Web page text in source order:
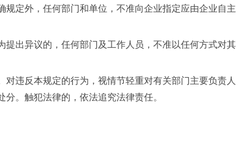
定外，任何部门和单位，不准向企业指定应由企业自主
出异议的，任何部门及工作人员，不准以任何方式对其
违反本规定的行为，视情节轻重对有关部门主要负责人
。触犯法律的，依法追究法律责任。